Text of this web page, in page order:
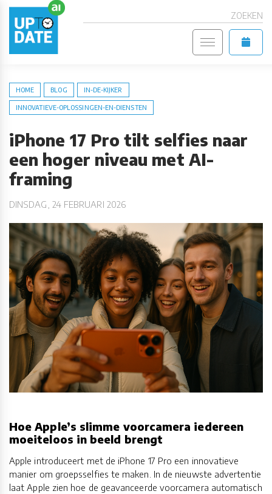
ZOEKEN
HOME BLOG IN-DE-KIJKER
INNOVATIEVE-OPLOSSINGEN-EN-DIENSTEN
iPhone 17 Pro tilt selfies naar
een hoger niveau met AI-
framing
DINSDAG, 24 FEBRUARI 2026
Hoe Apple’s slimme voorcamera iedereen
moeiteloos in beeld brengt
Apple introduceert met de iPhone 17 Pro een innovatieve
manier om groepsselfies te maken. In de nieuwste advertentie
laat Apple zien hoe de geavanceerde voorcamera automatisch